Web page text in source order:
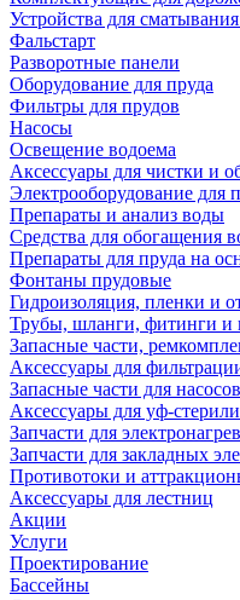
Устройства для
Фальстарт
Разворотные панели
Оборудование для пруда
Фильтры для прудов
Насосы
Освещение водоема
Аксессуары для чистки и
Электрооборудование для
Препараты и анализ воды
Средства для обогащения
Препараты для пруда на
Фонтаны прудовые
Гидроизоляция, пленки и
Трубы, шланги, фитинги и
Запасные части,
Аксессуары для
Запасные части для насосов
Аксессуары для уф-
Запчасти для
Запчасти для закладных
Противотоки и
Аксессуары для лестниц
Акции
Услуги
Проектирование
Бассейны